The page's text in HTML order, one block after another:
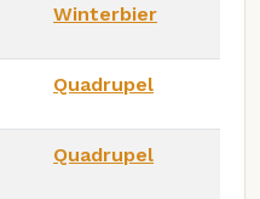
Winterbier
Quadrupel
Quadrupel